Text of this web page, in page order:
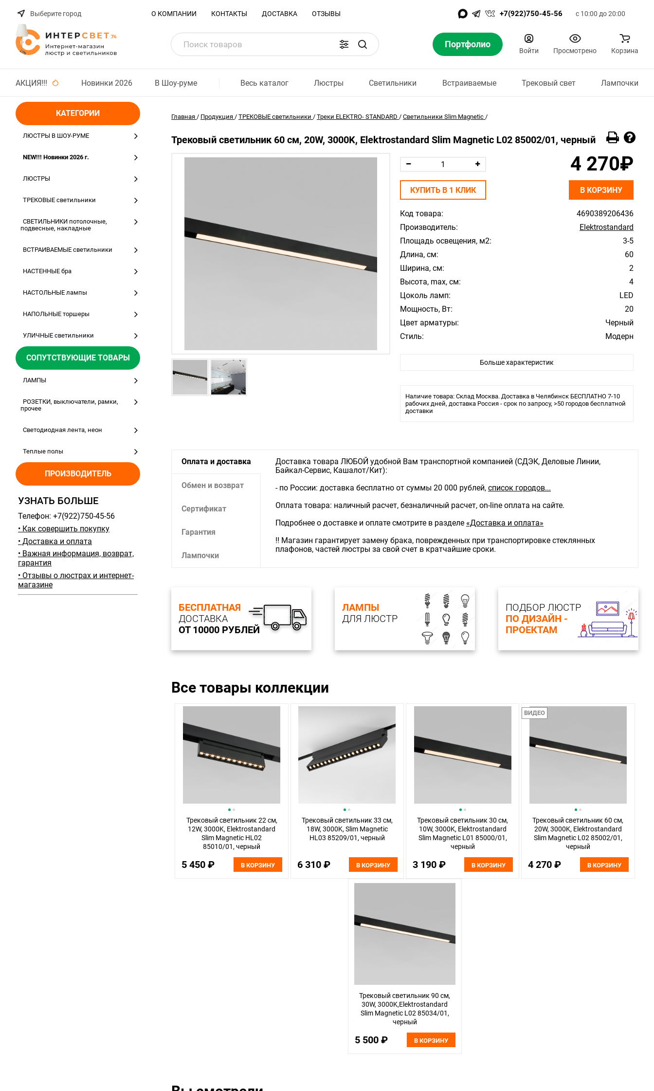
Выберите город О КОМПАНИИ КОНТАКТЫ ДОСТАВКА ОТЗЫВЫ +7(922)750-45-56 с 10:00 до 20:00
Портфолио
Войти Просмотрено Корзина
АКЦИЯ!!! Новинки 2026 В Шоу-руме Весь каталог Люстры Светильники Встраиваемые Трековый свет Лампочки
КАТЕГОРИИ
ЛЮСТРЫ В ШОУ-РУМЕ
NEW!!! Новинки 2026 г.
ЛЮСТРЫ
ТРЕКОВЫЕ светильники
СВЕТИЛЬНИКИ потолочные,
подвесные, накладные
ВСТРАИВАЕМЫЕ светильники
НАСТЕННЫЕ бра
НАСТОЛЬНЫЕ лампы
НАПОЛЬНЫЕ торшеры
УЛИЧНЫЕ светильники
СОПУТСТВУЮЩИЕ ТОВАРЫ
ЛАМПЫ
РОЗЕТКИ, выключатели, рамки,
прочее
Светодиодная лента, неон
Теплые полы
ПРОИЗВОДИТЕЛЬ
УЗНАТЬ БОЛЬШЕ
Телефон: +7(922)750-45-56
• Как совершить покупку
• Доставка и оплата
• Важная информация, возврат,
гарантия
• Отзывы о люстрах и интернет-
магазине
Главная / Продукция / ТРЕКОВЫЕ светильники / Треки ELEKTRO- STANDARD / Светильники Slim Magnetic /
Трековый светильник 60 см, 20W, 3000K, Elektrostandard Slim Magnetic L02 85002/01, черный
Код товара:
4690389206436
Производитель:
Elektrostandard
Площадь освещения, м2:
3-5
Длина, см:
60
Ширина, см:
2
Высота, max, см:
4
Цоколь ламп:
LED
Мощность, Вт:
20
Цвет арматуры:
Черный
Стиль:
Модерн
Лампочки в комплекте:
1600 лм
Цветовая температура
3000 К
Больше характеристик
Наличие товара: Склад Москва. Доставка в Челябинск БЕСПЛАТНО 7-10
рабочих дней, доставка Россия - срок по запросу, >50 городов бесплатной
доставки
4 270₽
КУПИТЬ В 1 КЛИК В КОРЗИНУ
Оплата и доставка
Обмен и возврат
Сертификат
Гарантия
Лампочки
Доставка товара ЛЮБОЙ удобной Вам транспортной компанией (СДЭК, Деловые Линии,
Байкал-Сервис, Кашалот/Кит):
- по России: доставка бесплатно от суммы 20 000 рублей, список городов...
Оплата товара: наличный расчет, безналичный расчет, on-line оплата на сайте.
Подробнее о доставке и оплате смотрите в разделе «Доставка и оплата»
‼️ Магазин гарантирует замену брака, поврежденных при транспортировке стеклянных
плафонов, частей люстры за свой счет в кратчайшие сроки.
БЕСПЛАТНАЯ
ДОСТАВКА
ОТ 10000 РУБЛЕЙ
ЛАМПЫ
ДЛЯ ЛЮСТР
ПОДБОР ЛЮСТР
ПО ДИЗАЙН -
ПРОЕКТАМ
Все товары коллекции
Трековый светильник 22 см,
12W, 3000K, Elektrostandard
Slim Magnetic HL02
85010/01, черный
5 450 ₽ В КОРЗИНУ
Трековый светильник 33 см,
18W, 3000K, Slim Magnetic
HL03 85209/01, черный
6 310 ₽ В КОРЗИНУ
Трековый светильник 30 см,
10W, 3000K, Elektrostandard
Slim Magnetic L01 85000/01,
черный
3 190 ₽ В КОРЗИНУ
ВИДЕО
Трековый светильник 60 см,
20W, 3000K, Elektrostandard
Slim Magnetic L02 85002/01,
черный
4 270 ₽ В КОРЗИНУ
Трековый светильник 90 см,
30W, 3000K,Elektrostandard
Slim Magnetic L02 85034/01,
черный
5 500 ₽ В КОРЗИНУ